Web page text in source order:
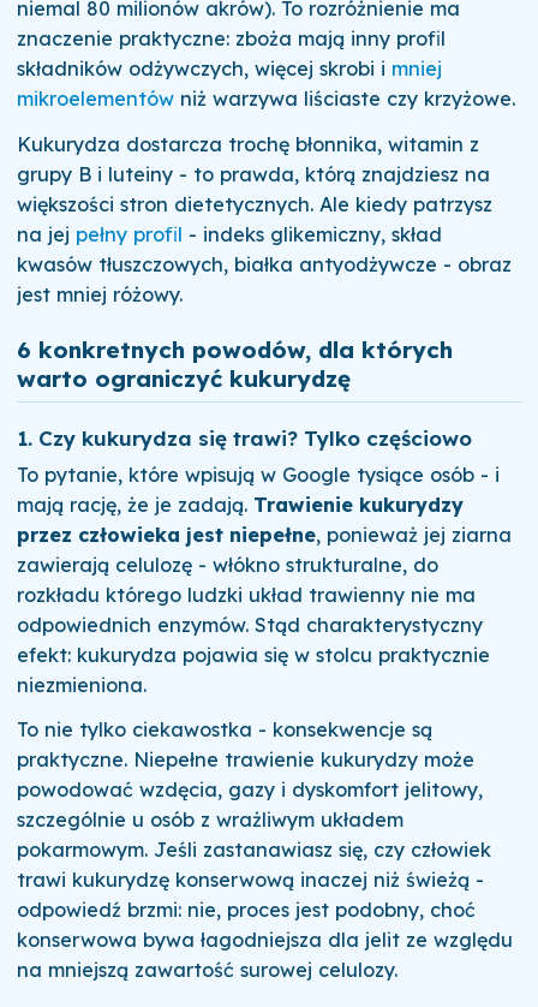
niemal 80 milionów akrów). To rozróżnienie ma
znaczenie praktyczne: zboża mają inny profil
składników odżywczych, więcej skrobi i mniej
mikroelementówniż warzywa liściaste czy krzyżowe.
Kukurydza dostarcza trochę błonnika, witamin z
grupy B i luteiny - to prawda, którą znajdziesz na
większości stron dietetycznych. Ale kiedy patrzysz
na jej pełny profil - indeks glikemiczny, skład
kwasów tłuszczowych, białka antyodżywcze - obraz
jest mniej różowy.
6 konkretnych powodów, dla których
warto ograniczyć kukurydzę
1. Czy kukurydza się trawi? Tylko częściowo
To pytanie, które wpisują w Google tysiące osób - i
mają rację, że je zadają. Trawienie kukurydzy
przez człowieka jest niepełne, ponieważ jej ziarna
zawierają celulozę - włókno strukturalne, do
rozkładu którego ludzki układ trawienny nie ma
odpowiednich enzymów. Stąd charakterystyczny
efekt: kukurydza pojawia się w stolcu praktycznie
niezmieniona.
To nie tylko ciekawostka - konsekwencje są
praktyczne. Niepełne trawienie kukurydzy może
powodować wzdęcia, gazy i dyskomfort jelitowy,
szczególnie u osób z wrażliwym układem
pokarmowym. Jeśli zastanawiasz się, czy człowiek
trawi kukurydzę konserwową inaczej niż świeżą -
odpowiedź brzmi: nie, proces jest podobny, choć
konserwowa bywa łagodniejsza dla jelit ze względu
na mniejszą zawartość surowej celulozy.